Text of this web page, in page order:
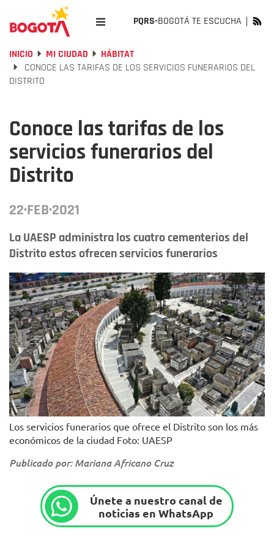
PQRS-BOGOTÁ TE ESCUCHA
INICIO MI CIUDAD
HÁBITAT
CONOCE LAS TARIFAS DE LOS SERVICIOS FUNERARIOS DEL
DISTRITO
Conoce las tarifas de los
servicios funerarios del
Distrito
22·FEB·2021
La UAESP administra los cuatro cementerios del
Distrito estos ofrecen servicios funerarios
Los servicios funerarios que ofrece el Distrito son los más
económicos de la ciudad Foto: UAESP
Publicado por: Mariana Africano Cruz
Únete a nuestro canal de
noticias en WhatsApp